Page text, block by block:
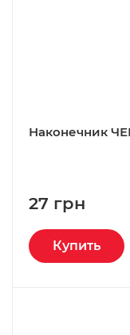
Наконечник
27 грн
Купить